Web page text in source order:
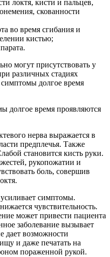
локтя, кисти и пальцев,
скованности
во время сгибания и
кистью;
могут присутствовать у
различных стадиях
долгое время
нерва выражается в
предплечья. Также
становится кисть руки.
рукопожатии и
боль, совершив
симптомы.
чувствительность.
может привести пациента
заболевание вызывает
дает возможности
и даже печатать на
пораженной рукой.